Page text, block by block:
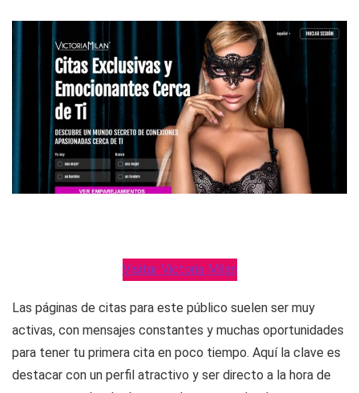
Visitar Victoria Milan
Las páginas de citas para este público suelen ser muy
activas, con mensajes constantes y muchas oportunidades
para tener tu primera cita en poco tiempo. Aquí la clave es
destacar con un perfil atractivo y ser directo a la hora de